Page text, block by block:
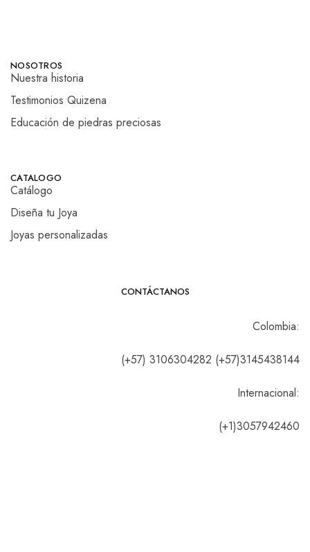
NOSOTROS
Nuestra historia
Testimonios Quizena
Educación de piedras preciosas
CATALOGO
Catálogo
Diseña tu Joya
Joyas personalizadas
CONTÁCTANOS
Colombia:
(+57) 3106304282 (+57)3145438144
Internacional:
(+1)3057942460